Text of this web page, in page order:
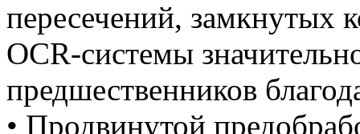
пересечений, замкнутых
OCR-системы
предшественников
• Продвинутой